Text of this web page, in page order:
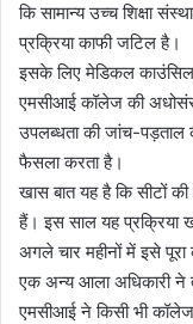
कि सामान्य उच्च शिक्षा
प्रक्रिया काफी जटिल है।
इसके लिए मेडिकल
एमसीआई कॉलेज की
उपलब्धता की जांच-
फैसला करता है।
खास बात यह है कि सीटों
हैं। इस साल यह प्रक्रिया
अगले चार महीनों में इसे पूरा
एक अन्य आला अधिकारी ने
एमसीआई ने किसी भी